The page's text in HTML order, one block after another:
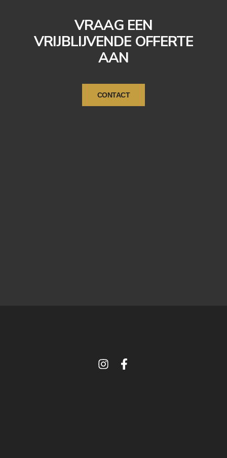
VRAAG EEN
VRIJBLIJVENDE OFFERTE
AAN
CONTACT